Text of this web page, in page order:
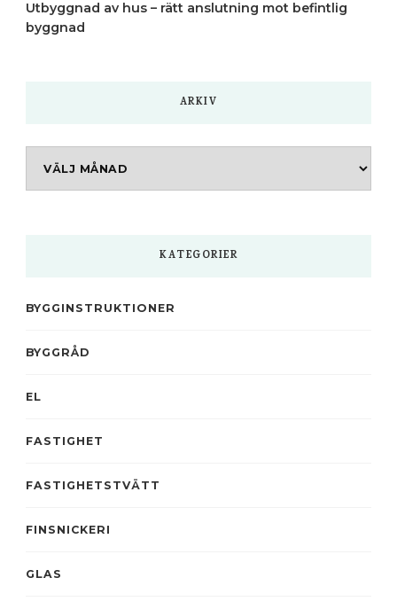
Utbyggnad av hus – rätt anslutning mot befintlig
byggnad
ARKIV
KATEGORIER
BYGGINSTRUKTIONER
BYGGRÅD
EL
FASTIGHET
FASTIGHETSTVÄTT
FINSNICKERI
GLAS